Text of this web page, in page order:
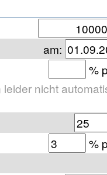
am:
%
nicht
%